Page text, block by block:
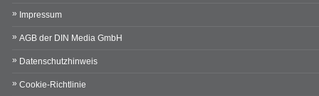
Impressum
AGB der DIN Media GmbH
Datenschutzhinweis
Cookie-Richtlinie